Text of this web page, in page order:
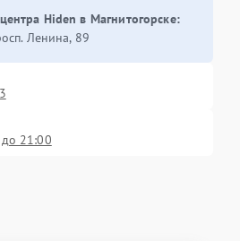
Hiden в Магнитогорске:
Ленина, 89
21:00